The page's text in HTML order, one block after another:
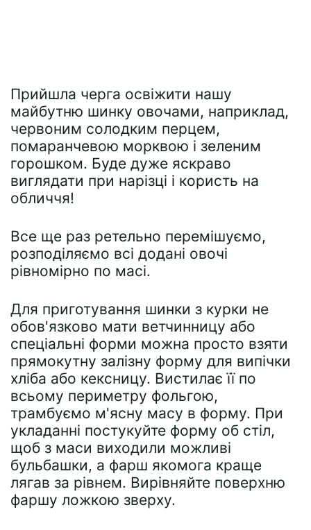
Прийшла черга освіжити нашу
майбутню шинку овочами, наприклад,
червоним солодким перцем,
помаранчевою морквою і зеленим
горошком. Буде дуже яскраво
виглядати при нарізці і користь на
обличчя!
Все ще раз ретельно перемішуємо,
розподіляємо всі додані овочі
рівномірно по масі.
Для приготування шинки з курки не
обов'язково мати ветчинницу або
спеціальні форми можна просто взяти
прямокутну залізну форму для випічки
хліба або кексницу. Вистилає її по
всьому периметру фольгою,
трамбуємо м'ясну масу в форму. При
укладанні постукуйте форму об стіл,
щоб з маси виходили можливі
бульбашки, а фарш якомога краще
лягав за рівнем. Вирівняйте поверхню
фаршу ложкою зверху.